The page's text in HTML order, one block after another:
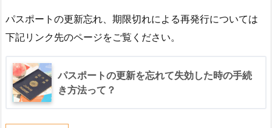
パスポートの更新忘れ、期限切れによる再発行については
下記リンク先のページをご覧ください。
パスポートの更新を忘れて失効した時の手続
き方法って？